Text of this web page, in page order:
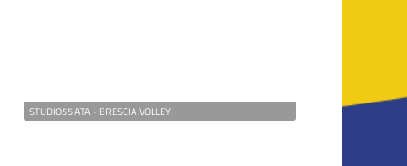
STUDIO55 ATA - BRESCIA VOLLEY